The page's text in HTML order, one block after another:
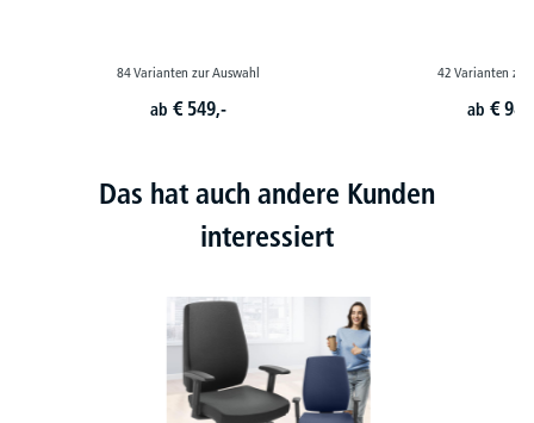
84 Varianten zur Auswahl
ab€ 549,-
42 Varianten zur
ab €
Das hat auch andere Kunden
interessiert